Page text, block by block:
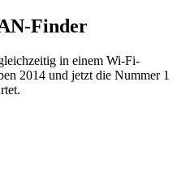
Finder
in einem Wi-Fi-
2014 und jetzt die Nummer 1